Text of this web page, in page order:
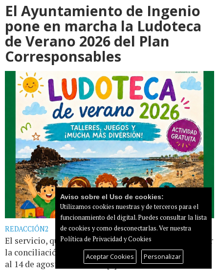
El Ayuntamiento de Ingenio
pone en marcha la Ludoteca
de Verano 2026 del Plan
Corresponsables
REDACCIÓN2
El servicio, que tiene como objetivo principal facilitar
la conciliación familiar, se desarrollará del 6 de julio
al 14 de agosto, de lunes a [...]Leer más...
Aviso sobre el Uso de cookies:
Utilizamos cookies nuestras y de terceros para el
funcionamiento del digital. Puedes consultar la lista
de cookies y como desconectarlas.Ver nuestra
Política de Privacidad y Cookies
Aceptar Cookies Personalizar